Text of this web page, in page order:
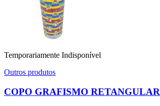
Temporariamente Indisponível
Outros produtos
COPO GRAFISMO RETANGULAR